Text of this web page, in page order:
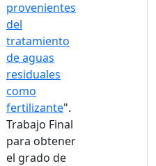
provenientes
del
tratamiento
de aguas
residuales
como
fertilizante".
Trabajo Final
para obtener
el grado de